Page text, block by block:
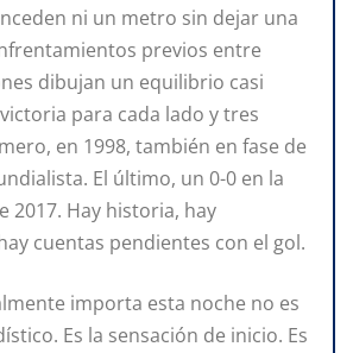
ni un metro sin dejar una
previos entre
dibujan un equilibrio casi
para cada lado y tres
en 1998, también en fase de
El último, un 0-0 en la
2017. Hay historia, hay
cuentas pendientes con el gol.
importa esta noche no es
Es la sensación de inicio. Es